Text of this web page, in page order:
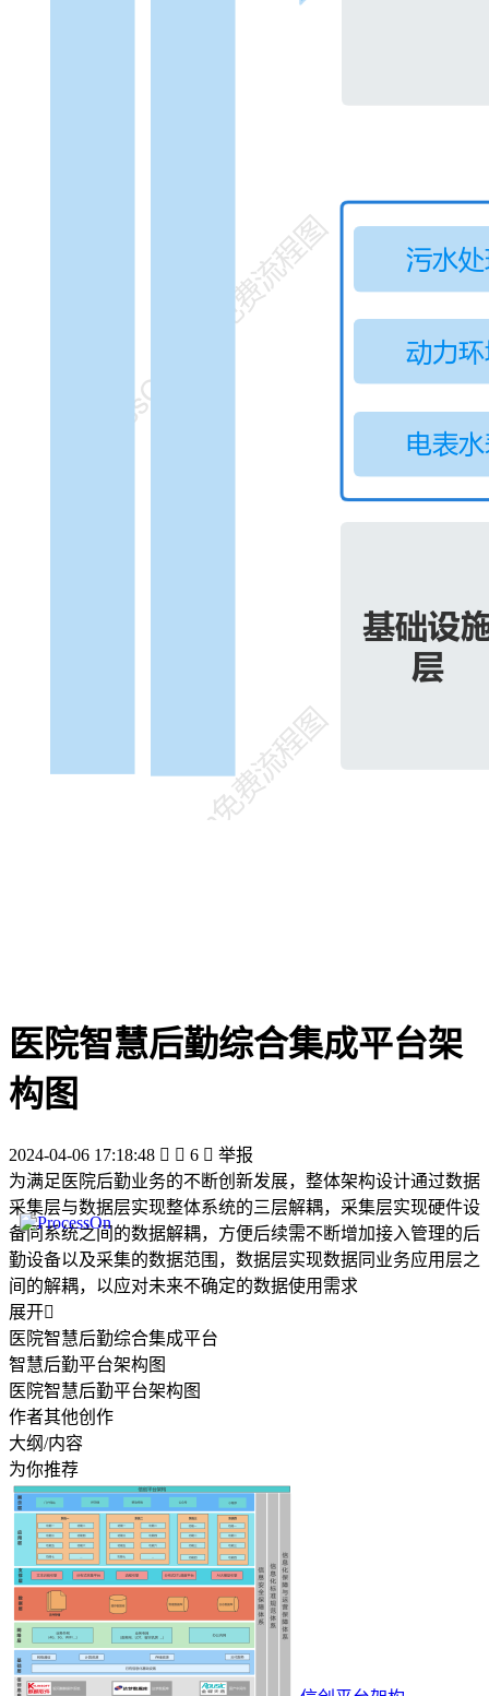
医院智慧后勤综合集成平台架
构图
2024-04-06 17:18:48   6  举报
为满足医院后勤业务的不断创新发展，整体架构设计通过数据
采集层与数据层实现整体系统的三层解耦，采集层实现硬件设
备同系统之间的数据解耦，方便后续需不断增加接入管理的后
勤设备以及采集的数据范围，数据层实现数据同业务应用层之
间的解耦，以应对未来不确定的数据使用需求
展开
医院智慧后勤综合集成平台
智慧后勤平台架构图
医院智慧后勤平台架构图
作者其他创作
大纲/内容
为你推荐